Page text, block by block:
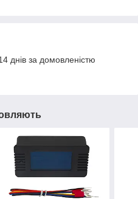
днів за домовленістю